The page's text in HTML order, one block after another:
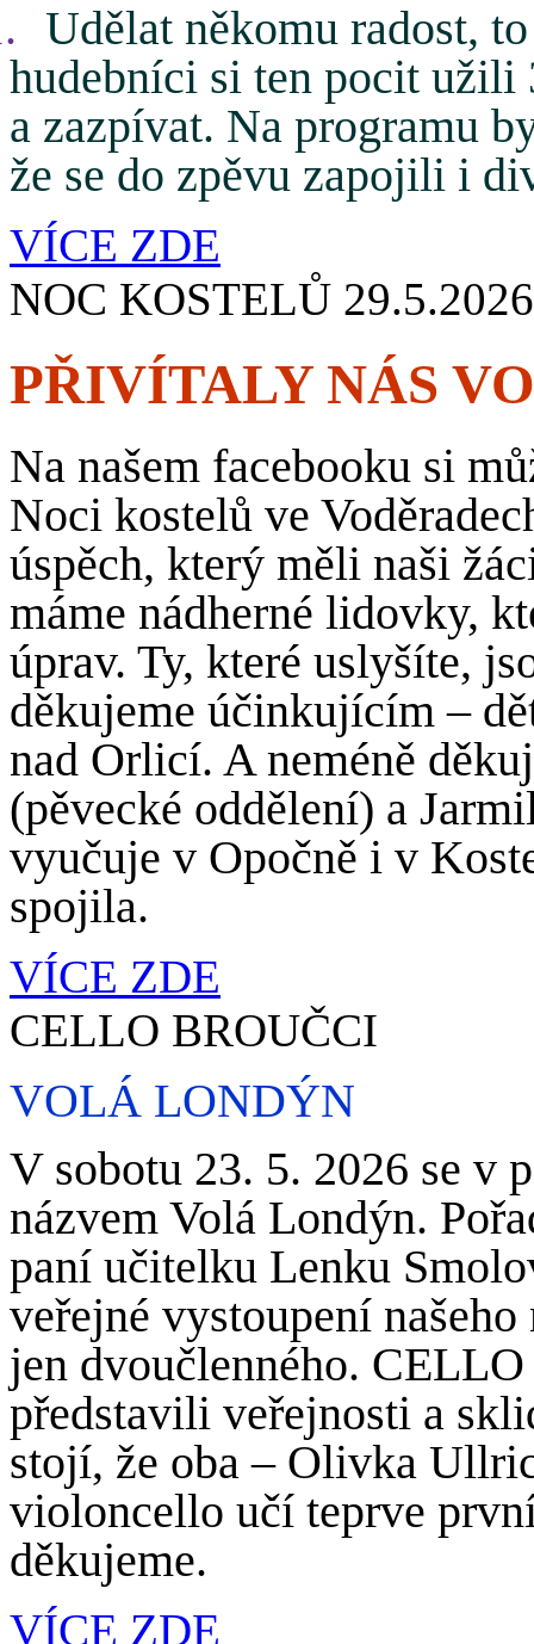
Udělat někomu radost,
hudebníci si ten pocit užili
a zazpívat. Na programu
že se do zpěvu zapojili i
VÍCE ZDE
NOC KOSTELŮ 29.5.2026
PŘIVÍTALY NÁS
Na našem facebooku si
Noci kostelů ve
úspěch, který měli naši
máme nádherné lidovky,
úprav. Ty, které uslyšíte,
děkujeme účinkujícím –
nad Orlicí. A neméně
(pěvecké oddělení) a
vyučuje v Opočně i v
spojila.
VÍCE ZDE
CELLO BROUČCI
VOLÁ LONDÝN
V sobotu 23. 5. 2026 se v
názvem Volá Londýn.
paní učitelku Lenku
veřejné vystoupení
jen dvoučlenného.
představili veřejnosti a
stojí, že oba – Olivka
violoncello učí teprve
děkujeme.
VÍCE ZDE